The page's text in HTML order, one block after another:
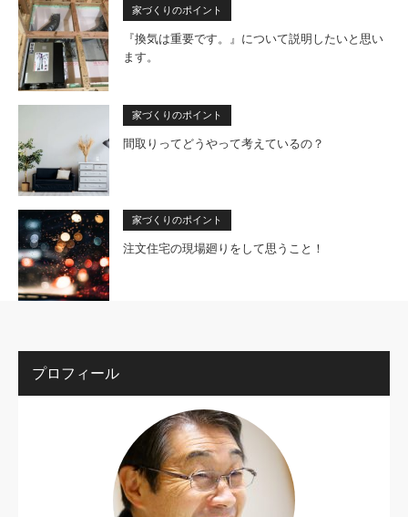
家づくりのポイント
『換気は重要です。』について説明したいと思い
ます。
家づくりのポイント
間取りってどうやって考えているの？
家づくりのポイント
注文住宅の現場廻りをして思うこと！
プロフィール